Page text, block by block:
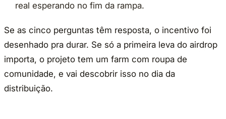
real esperando no fim da rampa.
Se as cinco perguntas têm resposta, o incentivo foi
desenhado pra durar. Se só a primeira leva do airdrop
importa, o projeto tem um farm com roupa de
comunidade, e vai descobrir isso no dia da
distribuição.